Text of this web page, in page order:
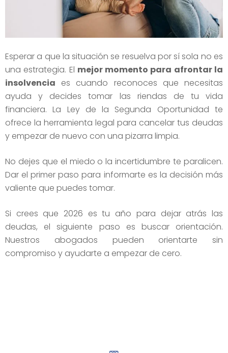
Esperar a que la situación se resuelva por sí sola no es
una estrategia. El mejor momento para afrontar la
insolvencia es cuando reconoces que necesitas
ayuda y decides tomar las riendas de tu vida
financiera. La Ley de la Segunda Oportunidad te
ofrece la herramienta legal para cancelar tus deudas
y empezar de nuevo con una pizarra limpia.
No dejes que el miedo o la incertidumbre te paralicen.
Dar el primer paso para informarte es la decisión más
valiente que puedes tomar.
Si crees que 2026 es tu año para dejar atrás las
deudas, el siguiente paso es buscar orientación.
Nuestros abogados pueden orientarte sin
compromiso y ayudarte a empezar de cero.